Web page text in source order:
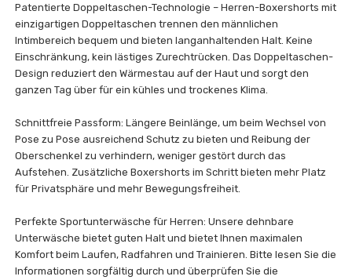
Patentierte Doppeltaschen-Technologie – Herren-Boxershorts mit
einzigartigen Doppeltaschen trennen den männlichen
Intimbereich bequem und bieten langanhaltenden Halt. Keine
Einschränkung, kein lästiges Zurechtrücken. Das Doppeltaschen-
Design reduziert den Wärmestau auf der Haut und sorgt den
ganzen Tag über für ein kühles und trockenes Klima.
Schnittfreie Passform: Längere Beinlänge, um beim Wechsel von
Pose zu Pose ausreichend Schutz zu bieten und Reibung der
Oberschenkel zu verhindern, weniger gestört durch das
Aufstehen. Zusätzliche Boxershorts im Schritt bieten mehr Platz
für Privatsphäre und mehr Bewegungsfreiheit.
Perfekte Sportunterwäsche für Herren: Unsere dehnbare
Unterwäsche bietet guten Halt und bietet Ihnen maximalen
Komfort beim Laufen, Radfahren und Trainieren. Bitte lesen Sie die
Informationen sorgfältig durch und überprüfen Sie die